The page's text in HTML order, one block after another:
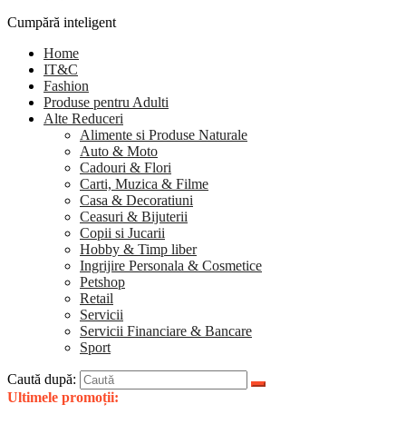
Cumpără inteligent
Home
IT&C
Fashion
Produse pentru Adulti
Alte Reduceri
Alimente si Produse Naturale
Auto & Moto
Cadouri & Flori
Carti, Muzica & Filme
Casa & Decoratiuni
Ceasuri & Bijuterii
Copii si Jucarii
Hobby & Timp liber
Ingrijire Personala & Cosmetice
Petshop
Retail
Servicii
Servicii Financiare & Bancare
Sport
Caută după:
Ultimele promoții: